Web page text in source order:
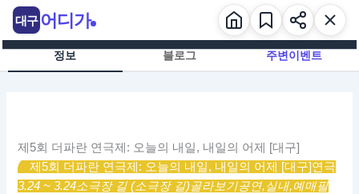
츠
정보 블로그 주변이벤트
제5회 더파란 연극제: 오늘의 내일, 내일의 어제 [대구]
제5회 더파란 연극제: 오늘의 내일, 내일의 어제 [대구]연극
3.24 ~ 3.24소극장 길 (소극장 길)골라보기공연,실내,예매필
대구 어디가